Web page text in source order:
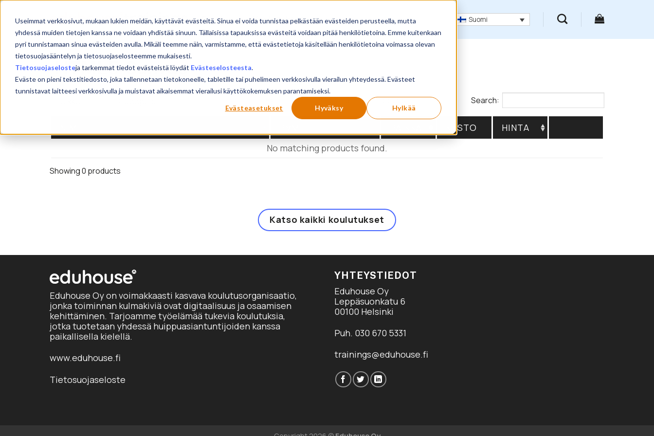
Useimmat verkkosivut, mukaan lukien meidän, käyttävät evästeitä. Sinua ei voida tunnistaa pelkästään evästeiden perusteella, mutta
yhdessä muiden tietojen kanssa ne voidaan yhdistää sinuun. Tällaisissa tapauksissa evästeitä voidaan pitää henkilötietoina. Emme kuitenkaan
pyri tunnistamaan sinua evästeiden avulla. Mikäli teemme näin, varmistamme, että evästetietoja käsitellään henkilötietoina voimassa olevan
tietosuojasääntelyn ja tietosuojaselosteemme mukaisesti.
Tietosuojaselosteja tarkemmat tiedot evästeistä löydät Evästeselosteesta.
Eväste on pieni tekstitiedosto, joka tallennetaan tietokoneelle, tabletille tai puhelimeen verkkosivulla vierailun yhteydessä. Evästeet
tunnistavat laitteesi verkkosivulla ja muistavat aikaisemmat vierailusi käyttökokemuksen parantamiseksi.
Evästeasetukset Hyväksy Hylkää
Skip
content
Etusivu Koulutukset Suomi
HTML5 Canvas
Reset Show products Search:
KESTO
HINTA
No matching products found.
Showing 0 products
Katso kaikki koulutukset
Eduhouse Oy on voimakkaasti kasvava koulutusorganisaatio,
jonka toiminnan kulmakiviä ovat digitaalisuus ja osaamisen
kehittäminen. Tarjoamme työelämää tukevia koulutuksia,
jotka tuotetaan yhdessä huippuasiantuntijoiden kanssa
paikallisella kielellä.
www.eduhouse.fi
Tietosuojaseloste
YHTEYSTIEDOT
Eduhouse Oy
Leppäsuonkatu 6
00100 Helsinki
Puh. 030 670 5331
trainings@eduhouse.fi